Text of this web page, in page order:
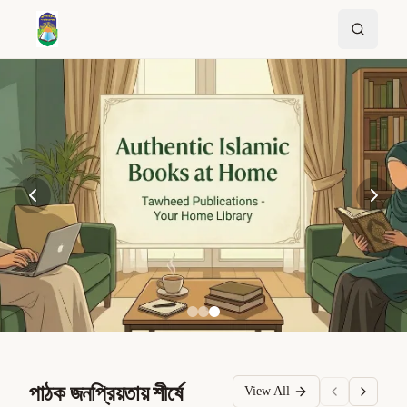
পাঠক জনপ্রিয়তায় শীর্ষে View All